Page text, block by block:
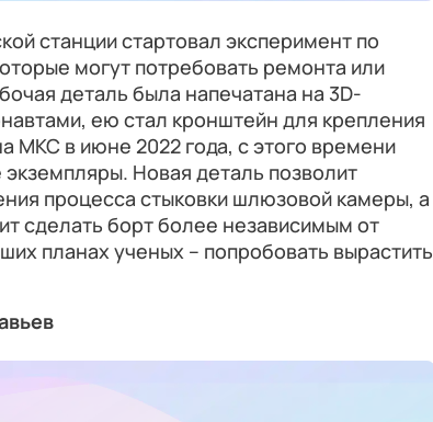
станции стартовал эксперимент по
могут потребовать ремонта или
деталь была напечатана на 3D-
ею стал кронштейн для крепления
МКС в июне 2022 года, с этого времени
Новая деталь позволит
процесса стыковки шлюзовой камеры, а
сделать борт более независимым от
планах ученых – попробовать вырастить